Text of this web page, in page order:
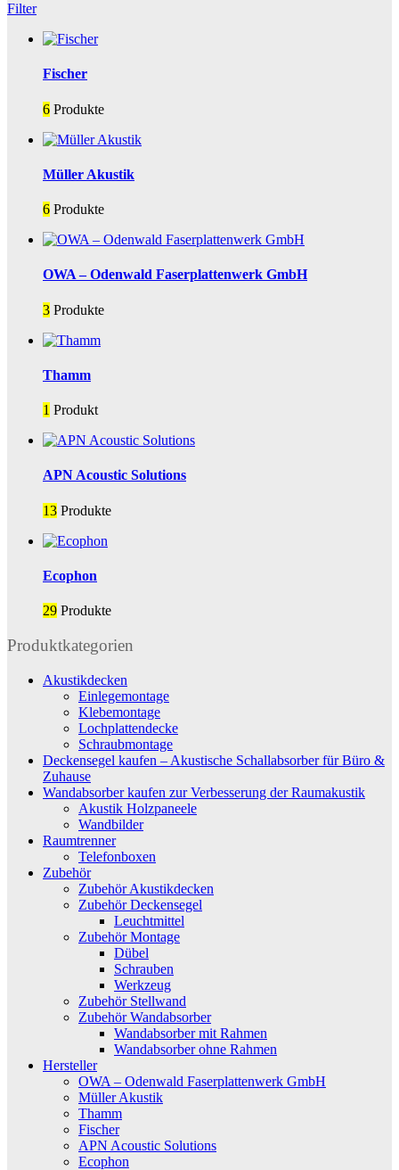
Filter
Fischer
6 Produkte
Müller Akustik
6 Produkte
OWA – Odenwald Faserplattenwerk GmbH
3 Produkte
Thamm
1 Produkt
APN Acoustic Solutions
13 Produkte
Ecophon
29 Produkte
Produktkategorien
Akustikdecken
Einlegemontage
Klebemontage
Lochplattendecke
Schraubmontage
Deckensegel kaufen – Akustische Schallabsorber für Büro &
Zuhause
Wandabsorber kaufen zur Verbesserung der Raumakustik
Akustik Holzpaneele
Wandbilder
Raumtrenner
Telefonboxen
Zubehör
Zubehör Akustikdecken
Zubehör Deckensegel
Leuchtmittel
Zubehör Montage
Dübel
Schrauben
Werkzeug
Zubehör Stellwand
Zubehör Wandabsorber
Wandabsorber mit Rahmen
Wandabsorber ohne Rahmen
Hersteller
OWA – Odenwald Faserplattenwerk GmbH
Müller Akustik
Thamm
Fischer
APN Acoustic Solutions
Ecophon